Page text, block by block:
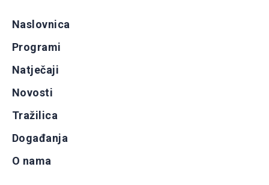
Naslovnica
Programi
Natječaji
Novosti
Tražilica
Događanja
O nama